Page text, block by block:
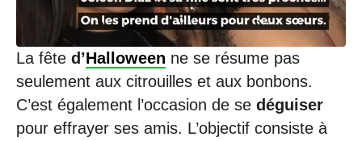
à
2
1
:
3
1
La fête d’Halloween ne se résume pas
seulement aux citrouilles et aux bonbons.
C’est également l’occasion de se déguiser
pour effrayer ses amis. L’objectif consiste à